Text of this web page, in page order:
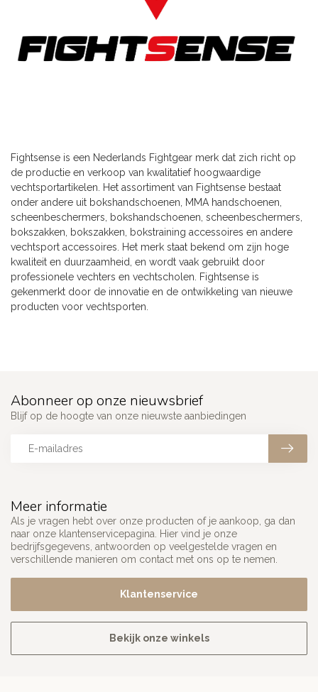
Fightsense is een Nederlands Fightgear merk dat zich richt op
de productie en verkoop van kwalitatief hoogwaardige
vechtsportartikelen. Het assortiment van Fightsense bestaat
onder andere uit bokshandschoenen, MMA handschoenen,
scheenbeschermers, bokshandschoenen, scheenbeschermers,
bokszakken, bokszakken, bokstraining accessoires en andere
vechtsport accessoires. Het merk staat bekend om zijn hoge
kwaliteit en duurzaamheid, en wordt vaak gebruikt door
professionele vechters en vechtscholen. Fightsense is
gekenmerkt door de innovatie en de ontwikkeling van nieuwe
producten voor vechtsporten.
Meer informatie
Als je vragen hebt over onze producten of je aankoop, ga dan
naar onze klantenservicepagina. Hier vind je onze
bedrijfsgegevens, antwoorden op veelgestelde vragen en
verschillende manieren om contact met ons op te nemen.
Klantenservice
Bekijk onze winkels
Abonneer op onze nieuwsbrief
Blijf op de hoogte van onze nieuwste aanbiedingen